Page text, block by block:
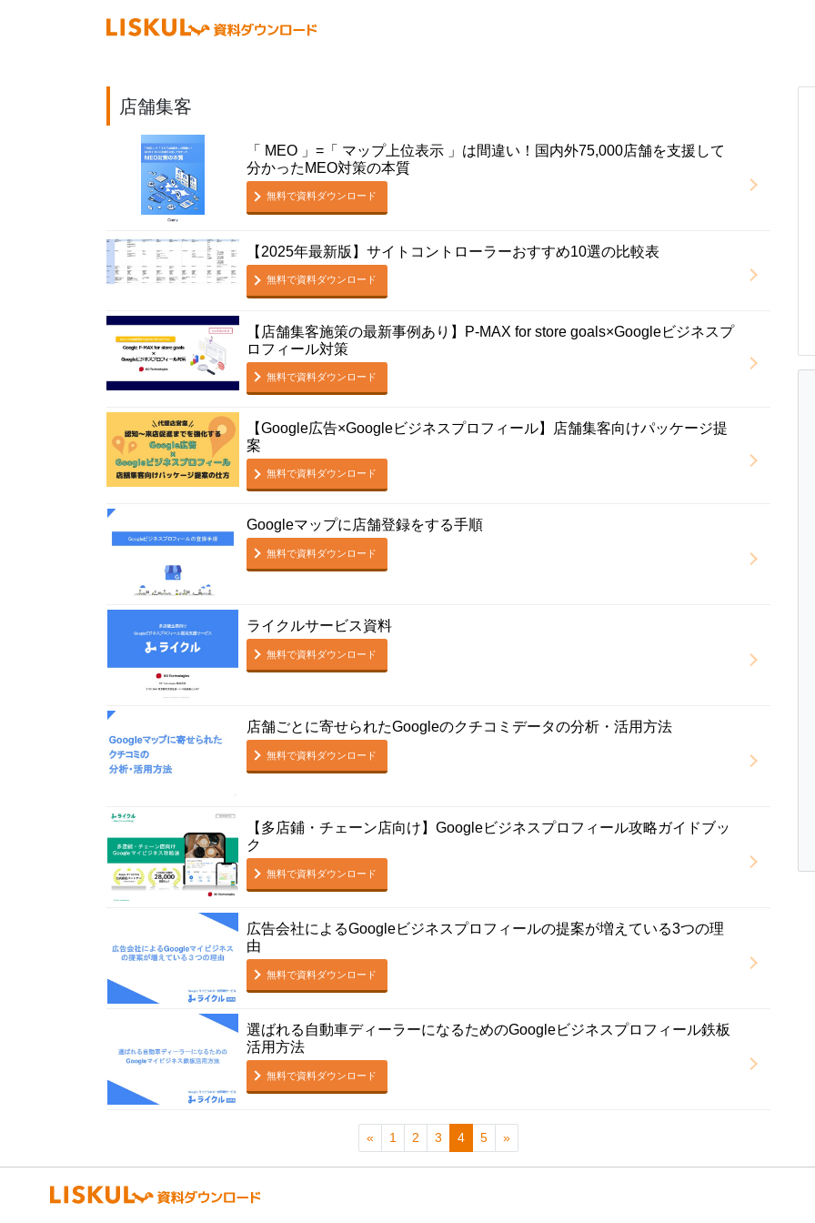
店舗集客
「 MEO 」=「 マップ上位表示 」は間違い！国内外75,000店舗を支援して
分かったMEO対策の本質
無料で資料ダウンロード
【2025年最新版】サイトコントローラーおすすめ10選の比較表
無料で資料ダウンロード
【店舗集客施策の最新事例あり】P-MAX for store goals×Googleビジネスプ
ロフィール対策
無料で資料ダウンロード
【Google広告×Googleビジネスプロフィール】店舗集客向けパッケージ提
案
無料で資料ダウンロード
Googleマップに店舗登録をする手順
無料で資料ダウンロード
ライクルサービス資料
無料で資料ダウンロード
店舗ごとに寄せられたGoogleのクチコミデータの分析・活用方法
無料で資料ダウンロード
【多店鋪・チェーン店向け】Googleビジネスプロフィール攻略ガイドブッ
ク
無料で資料ダウンロード
広告会社によるGoogleビジネスプロフィールの提案が増えている3つの理
由
無料で資料ダウンロード
選ばれる自動車ディーラーになるためのGoogleビジネスプロフィール鉄板
活用方法
無料で資料ダウンロード
« 1 2 3 4 5 »